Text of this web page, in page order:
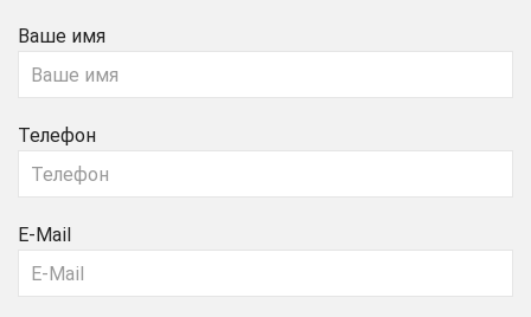
Ваше имя
Телефон
E-Mail